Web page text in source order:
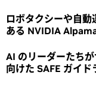
ロボタクシーや自
ある NVIDIA
AI のリーダーたち
向けた SAFE ガイド